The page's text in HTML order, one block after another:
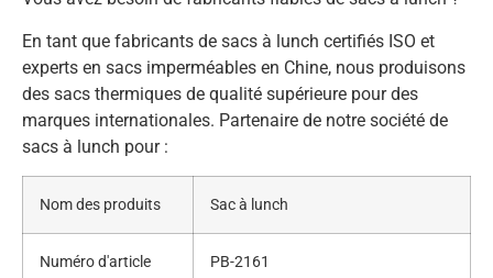
En tant que fabricants de sacs à lunch certifiés ISO et
experts en sacs imperméables en Chine, nous produisons
des sacs thermiques de qualité supérieure pour des
marques internationales. Partenaire de notre société de
sacs à lunch pour :
Nom des produits Sac à lunch
Numéro d'article PB-2161